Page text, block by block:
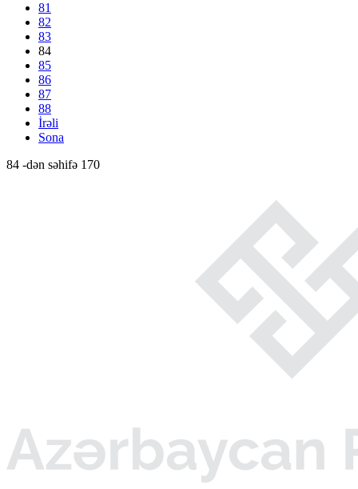
81
82
83
84
85
86
87
88
İrəli
Sona
84 -dən səhifə 170